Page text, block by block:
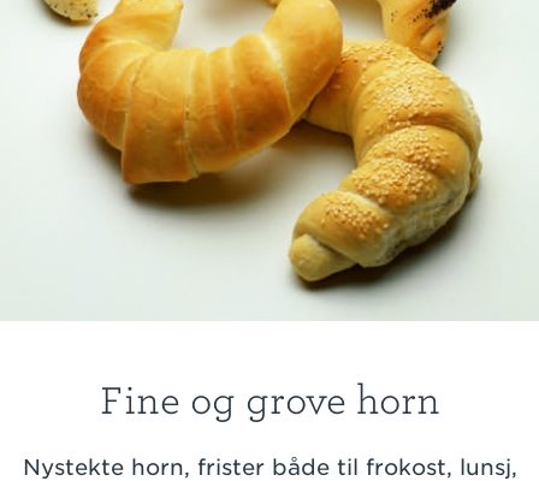
Fine og grove horn
Nystekte horn, frister både til frokost, lunsj,